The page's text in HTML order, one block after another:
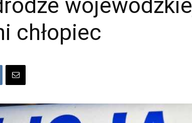
chłopiec